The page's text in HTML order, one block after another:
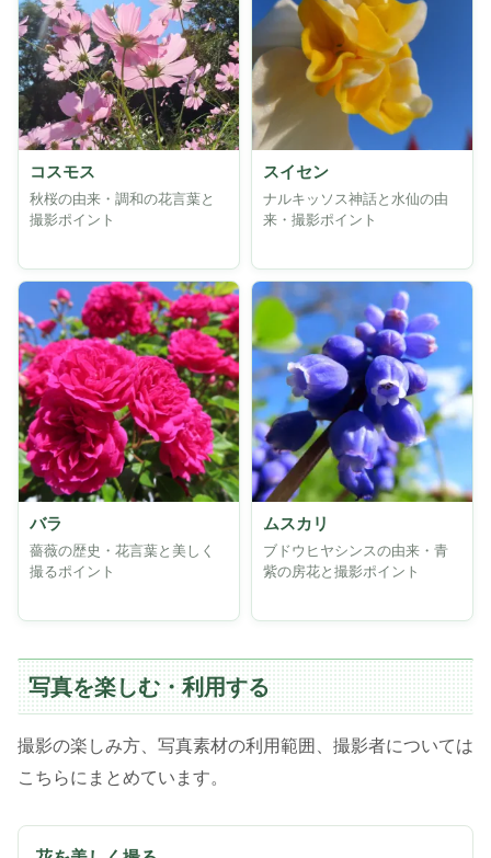
コスモス
秋桜の由来・調和の花言葉と
撮影ポイント
スイセン
ナルキッソス神話と水仙の由
来・撮影ポイント
バラ
薔薇の歴史・花言葉と美しく
撮るポイント
ムスカリ
ブドウヒヤシンスの由来・青
紫の房花と撮影ポイント
写真を楽しむ・利用する
撮影の楽しみ方、写真素材の利用範囲、撮影者については
こちらにまとめています。